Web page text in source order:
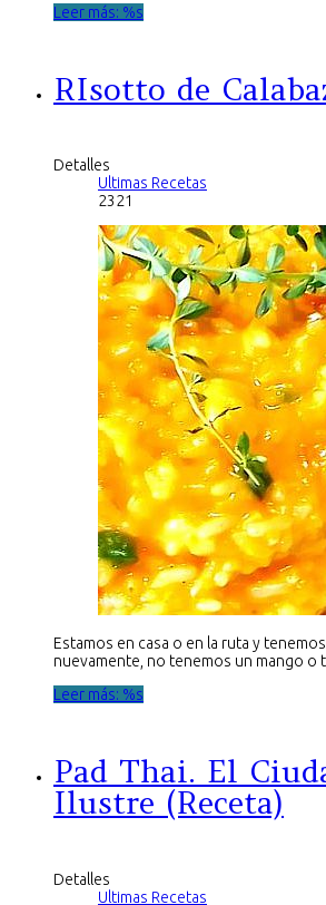
Leer más: %s
RIsotto de
Detalles
Ultimas Recetas
2321
Estamos en casa o en la ruta y
nuevamente, no tenemos un mango o
Leer más: %s
Pad Thai. El
Ilustre (Receta)
Detalles
Ultimas Recetas